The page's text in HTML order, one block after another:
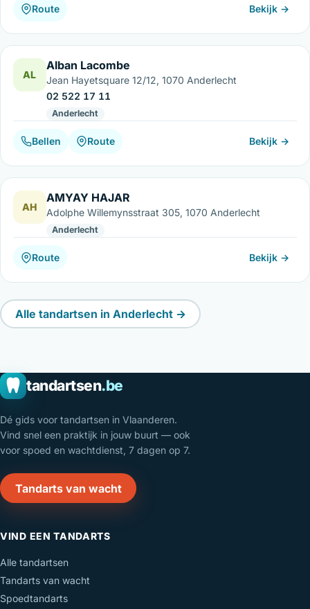
Route Bekijk →
AL
Alban Lacombe
Jean Hayetsquare 12/12, 1070 Anderlecht
02 522 17 11
Anderlecht
Bellen Route Bekijk →
AH
AMYAY HAJAR
Adolphe Willemynsstraat 305, 1070 Anderlecht
Anderlecht
Route Bekijk →
Alle tandartsen in Anderlecht →
tandartsen.be
Dé gids voor tandartsen in Vlaanderen.
Vind snel een praktijk in jouw buurt — ook
voor spoed en wachtdienst, 7 dagen op 7.
Tandarts van wacht
VIND EEN TANDARTS
Alle tandartsen
Tandarts van wacht
Spoedtandarts